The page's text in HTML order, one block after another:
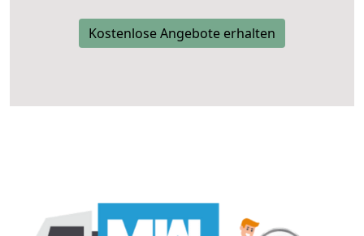
Kostenlose Angebote erhalten